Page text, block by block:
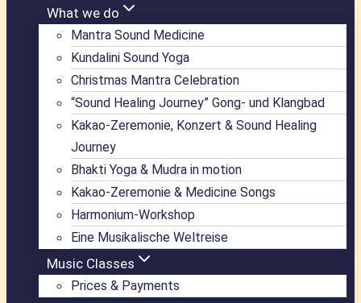
What we do
Mantra Sound Medicine
Kundalini Sound Yoga
Christmas Mantra Celebration
“Sound Healing Journey” Gong- und Klangbad
Kakao-Zeremonie, Konzert & Sound Healing
Journey
Bhakti Yoga & Mudra in motion
Kakao-Zeremonie & Medicine Songs
Harmonium-Workshop
Eine Musikalische Weltreise
Music Classes
Prices & Payments